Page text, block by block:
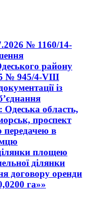
№ 1160/14-
району
№ 945/4-VIII
із
Одеська область,
проспект
в
площею
ділянки
договору оренди
га»»